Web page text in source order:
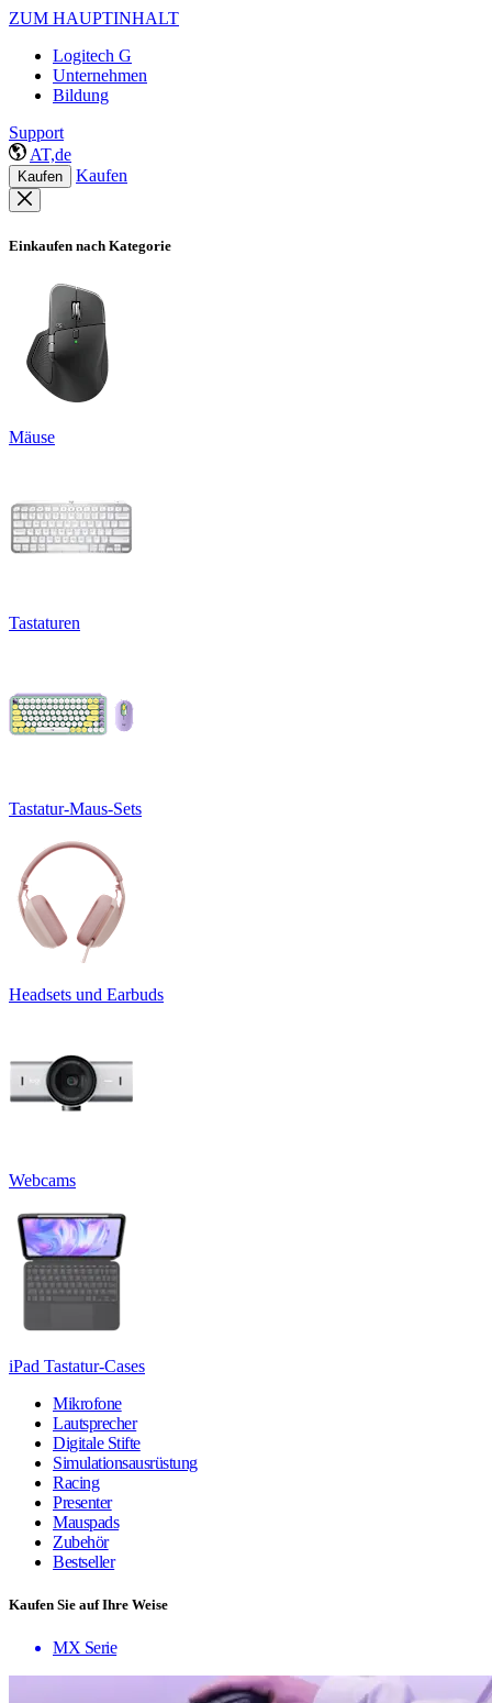
ZUM HAUPTINHALT
Logitech G
Unternehmen
Bildung
Support
AT,de
Kaufen Kaufen
Einkaufen nach Kategorie
Mäuse
Tastaturen
Tastatur-Maus-Sets
Headsets und Earbuds
Webcams
iPad Tastatur-Cases
Mikrofone
Lautsprecher
Digitale Stifte
Simulationsausrüstung
Racing
Presenter
Mauspads
Zubehör
Bestseller
Kaufen Sie auf Ihre Weise
MX Serie